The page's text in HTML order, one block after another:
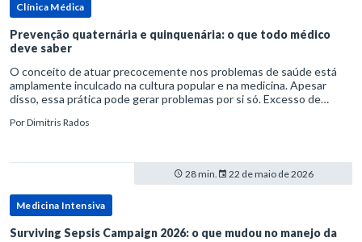
Clínica Médica
Prevenção quaternária e quinquenária: o que todo médico
deve saber
O conceito de atuar precocemente nos problemas de saúde está
amplamente inculcado na cultura popular e na medicina. Apesar
disso, essa prática pode gerar problemas por si só. Excesso de
PorDimitris Rados
28 min. 22 de maio de 2026
Medicina Intensiva
Surviving Sepsis Campaign 2026: o que mudou no manejo da